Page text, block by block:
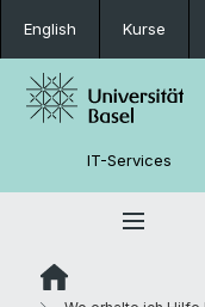
English Kurse
IT-Services